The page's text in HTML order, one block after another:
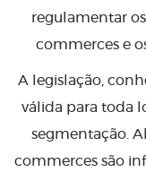
regulamentar
commerces e
A legislação,
válida para toda
segmentação.
commerces são